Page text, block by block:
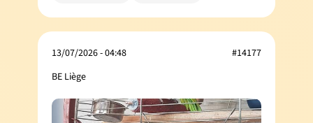
13/07/2026 - 04:48
BE Liège
#14177